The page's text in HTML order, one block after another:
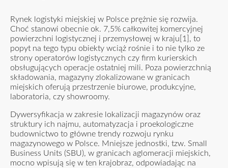
Rynek logistyki miejskiej w Polsce prężnie się rozwija.
Choć stanowi obecnie ok. 7,5% całkowitej komercyjnej
powierzchni logistycznej i przemysłowej w kraju[1], to
popyt na tego typu obiekty wciąż rośnie i to nie tylko ze
strony operatorów logistycznych czy firm kurierskich
obsługujących operacje ostatniej mili. Poza powierzchnią
składowania, magazyny zlokalizowane w granicach
miejskich oferują przestrzenie biurowe, produkcyjne,
laboratoria, czy showroomy.
Dywersyfikacja w zakresie lokalizacji magazynów oraz
struktury ich najmu, automatyzacja i proekologiczne
budownictwo to główne trendy rozwoju rynku
magazynowego w Polsce. Mniejsze jednostki, tzw. Small
Business Units (SBU), w granicach aglomeracji miejskich,
mocno wpisują się w ten krajobraz, odpowiadając na